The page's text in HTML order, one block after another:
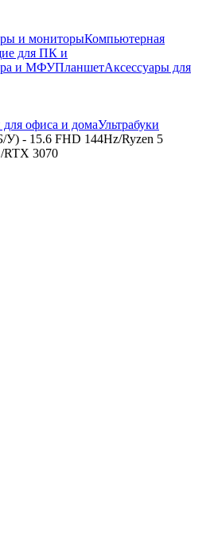
и мониторыКомпьютерная
для ПК и
и МФУПланшетАксессуары для
офиса и домаУльтрабуки
У) - 15.6 FHD 144Hz/Ryzen 5
RTX 3070